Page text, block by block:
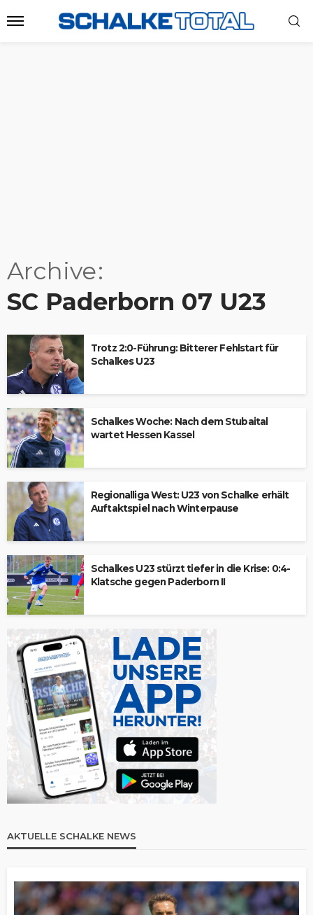
Archive
SC Paderborn 07 U23
Trotz 2:0-Führung: Bitterer Fehlstart für
Schalkes U23
Schalkes Woche: Nach dem Stubaital
wartet Hessen Kassel
Regionalliga West: U23 von Schalke erhält
Auftaktspiel nach Winterpause
Schalkes U23 stürzt tiefer in die Krise: 0:4-
Klatsche gegen Paderborn II
AKTUELLE SCHALKE NEWS